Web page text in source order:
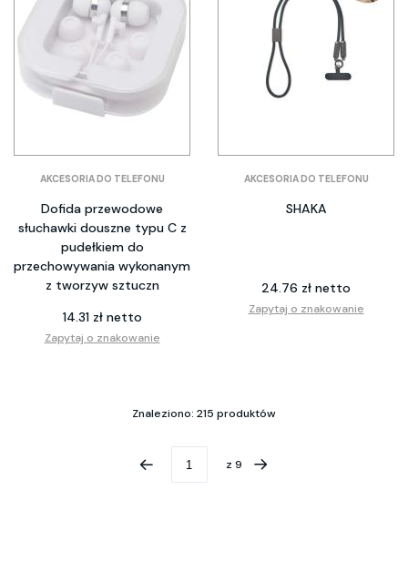
AKCESORIA DO TELEFONU
Dofida przewodowe
słuchawki douszne typu C z
pudełkiem do
przechowywania wykonanym
z tworzyw sztuczn
14.31 zł netto
Zapytaj o znakowanie
AKCESORIA DO TELEFONU
SHAKA
24.76 zł netto
Zapytaj o znakowanie
Znaleziono: 215 produktów
z 9